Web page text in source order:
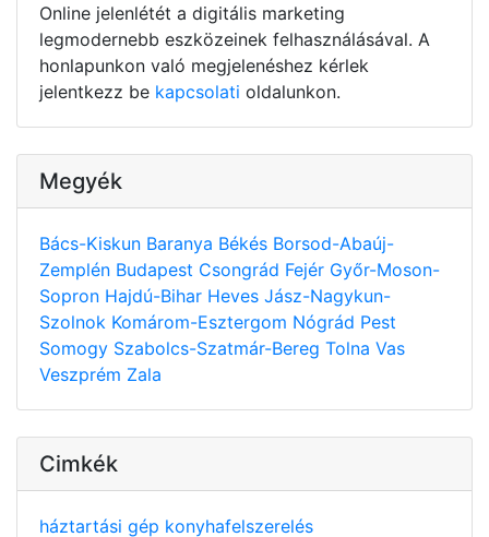
Online jelenlétét a digitális marketing
legmodernebb eszközeinek felhasználásával. A
honlapunkon való megjelenéshez kérlek
jelentkezz be kapcsolati oldalunkon.
Megyék
Bács-Kiskun Baranya Békés Borsod-Abaúj-
Zemplén Budapest Csongrád Fejér Győr-Moson-
Sopron Hajdú-Bihar Heves Jász-Nagykun-
Szolnok Komárom-Esztergom Nógrád Pest
Somogy Szabolcs-Szatmár-Bereg Tolna Vas
Veszprém Zala
Cimkék
háztartási gép konyhafelszerelés